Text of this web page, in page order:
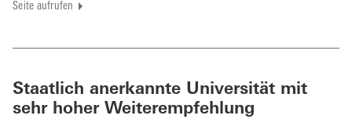
Seite aufrufen
Staatlich anerkannte Universität mit
sehr hoher Weiterempfehlung